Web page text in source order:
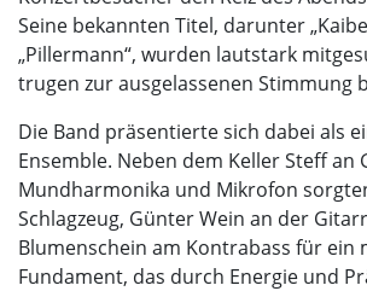
Seine bekannten Titel, darunter
„Pillermann“, wurden lautstark
trugen zur ausgelassenen Stimmung
Die Band präsentierte sich dabei als
Ensemble. Neben dem Keller Steff an
Mundharmonika und Mikrofon
Schlagzeug, Günter Wein an der
Blumenschein am Kontrabass für ein
Fundament, das durch Energie und